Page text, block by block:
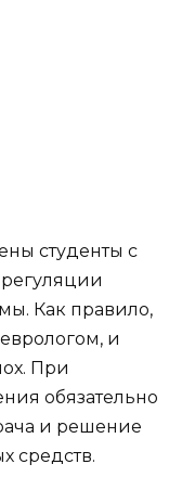
студенты с
Как правило,
и
При
обязательно
и решение
средств.